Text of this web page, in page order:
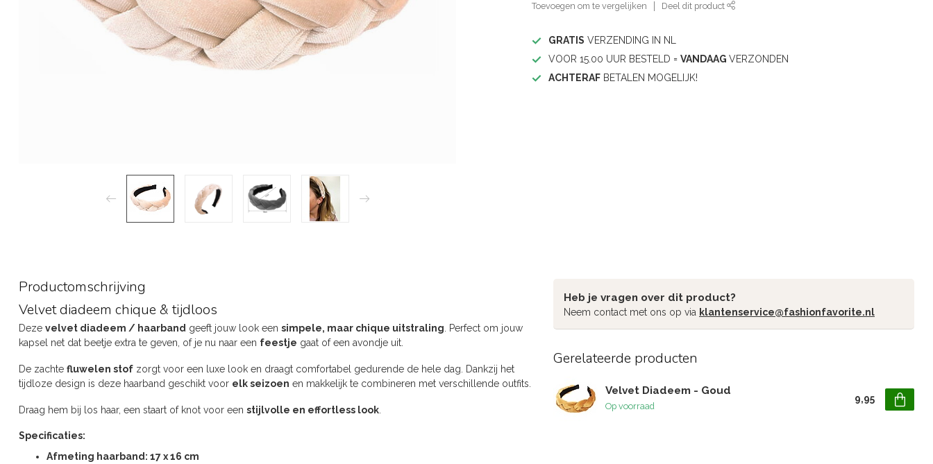
Toevoegen om te vergelijken Deel dit product
GRATIS VERZENDING IN NL
VOOR 15.00 UUR BESTELD =VANDAAGVERZONDEN
ACHTERAF BETALEN MOGELIJK!
Productomschrijving
Velvet diadeem chique & tijdloos
Deze velvet diadeem / haarband geeft jouw look een simpele, maar chique uitstraling . Perfect om jouw
kapsel net dat beetje extra te geven, of je nu naar een feestje gaat of een avondje uit.
De zachte fluwelen stof zorgt voor een luxe look en draagt comfortabel gedurende de hele dag. Dankzij het
tijdloze design is deze haarband geschikt voor elk seizoen en makkelijk te combineren met verschillende outfits.
Draag hem bij los haar, een staart of knot voor een stijlvolle en effortless look
Specificaties:
Afmeting haarband: 17 x 16 cm
Heb je vragen over dit product?
Neem contact met ons op via klantenservice@fashionfavorite.nl
Gerelateerde producten
Velvet Diadeem - Goud
Op voorraad
9,95